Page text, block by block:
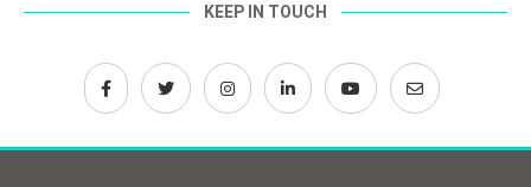
KEEP IN TOUCH